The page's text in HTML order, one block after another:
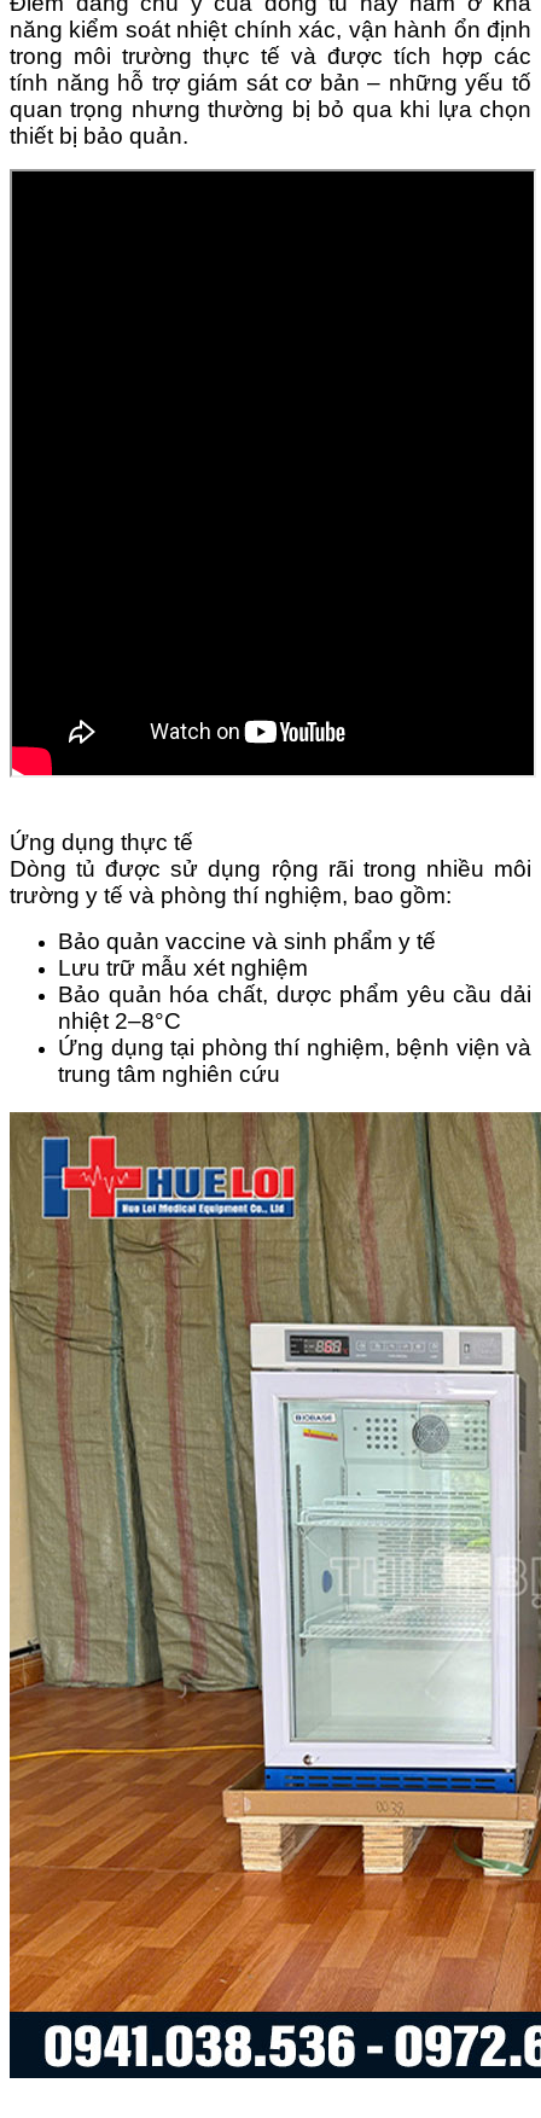
năng kiểm soát nhiệt chính xác, vận hành ổn định
trong môi trường thực tế và được tích hợp các
tính năng hỗ trợ giám sát cơ bản – những yếu tố
quan trọng nhưng thường bị bỏ qua khi lựa chọn
thiết bị bảo quản.
Ứng dụng thực tế
Dòng tủ được sử dụng rộng rãi trong nhiều môi
trường y tế và phòng thí nghiệm, bao gồm:
Bảo quản vaccine và sinh phẩm y tế
Lưu trữ mẫu xét nghiệm
Bảo quản hóa chất, dược phẩm yêu cầu dải
nhiệt 2–8°C
Ứng dụng tại phòng thí nghiệm, bệnh viện và
trung tâm nghiên cứu